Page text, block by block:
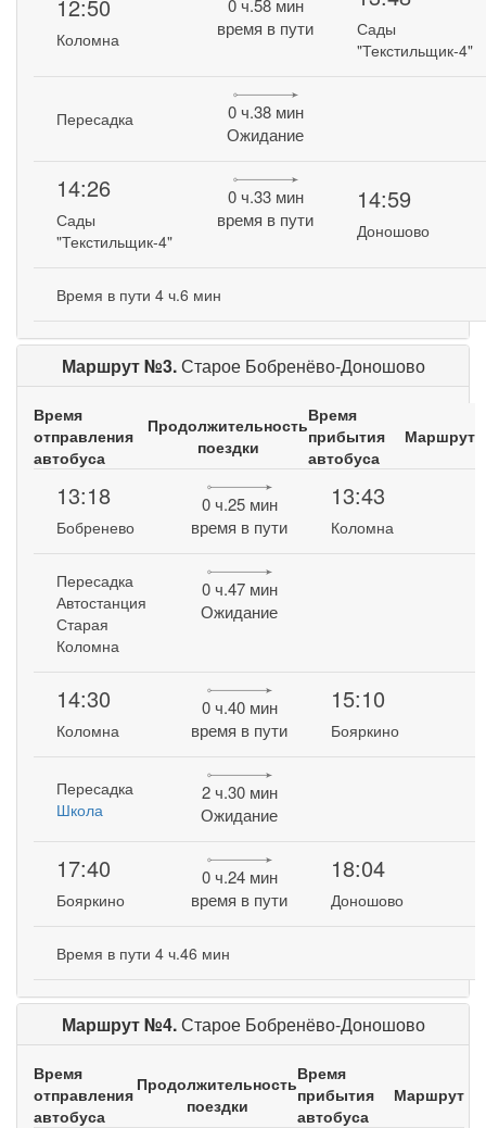
12:50
Коломна
0 ч.58 мин
время в пути
Сады
"Текстильщик-4"
Пересадка
0 ч.38 мин
Ожидание
14:26
Сады
"Текстильщик-4"
0 ч.33 мин
время в пути
14:59
Доношово
Время в пути 4 ч.6 мин
Маршрут №3.Старое Бобренёво-Доношово
Время
отправления
автобуса
Продолжительность
поездки
Время
прибытия
автобуса
Маршрут
13:18
Бобренево
0 ч.25 мин
время в пути
13:43
Коломна
Пересадка
Автостанция
Старая
Коломна
0 ч.47 мин
Ожидание
14:30
Коломна
0 ч.40 мин
время в пути
15:10
Бояркино
Пересадка
Школа
2 ч.30 мин
Ожидание
17:40
Бояркино
0 ч.24 мин
время в пути
18:04
Доношово
Время в пути 4 ч.46 мин
Маршрут №4.Старое Бобренёво-Доношово
Время
отправления
автобуса
Продолжительность
поездки
Время
прибытия
автобуса
Маршрут